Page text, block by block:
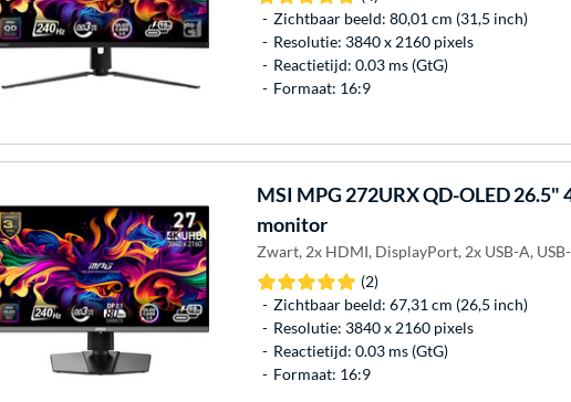
Zichtbaar beeld: 80,01 cm (31,5 inch)
Resolutie: 3840 x 2160 pixels
Reactietijd: 0.03 ms (GtG)
Formaat: 16:9
MSI MPG 272URX QD-OLED 26.5"
monitor
Zwart, 2x HDMI, DisplayPort, 2x USB-A,
(2)
Zichtbaar beeld: 67,31 cm (26,5 inch)
Resolutie: 3840 x 2160 pixels
Reactietijd: 0.03 ms (GtG)
Formaat: 16:9